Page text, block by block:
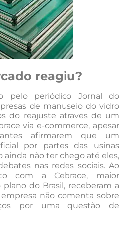
reagiu?
pelo periódico Jornal do
de manuseio do vidro
do reajuste através de um
via e-commerce, apesar
afirmarem que um
por partes das usinas
ainda não ter chego até eles,
nas redes sociais. Ao
com a Cebrace, maior
do Brasil, receberam a
não comenta sobre
por uma questão de